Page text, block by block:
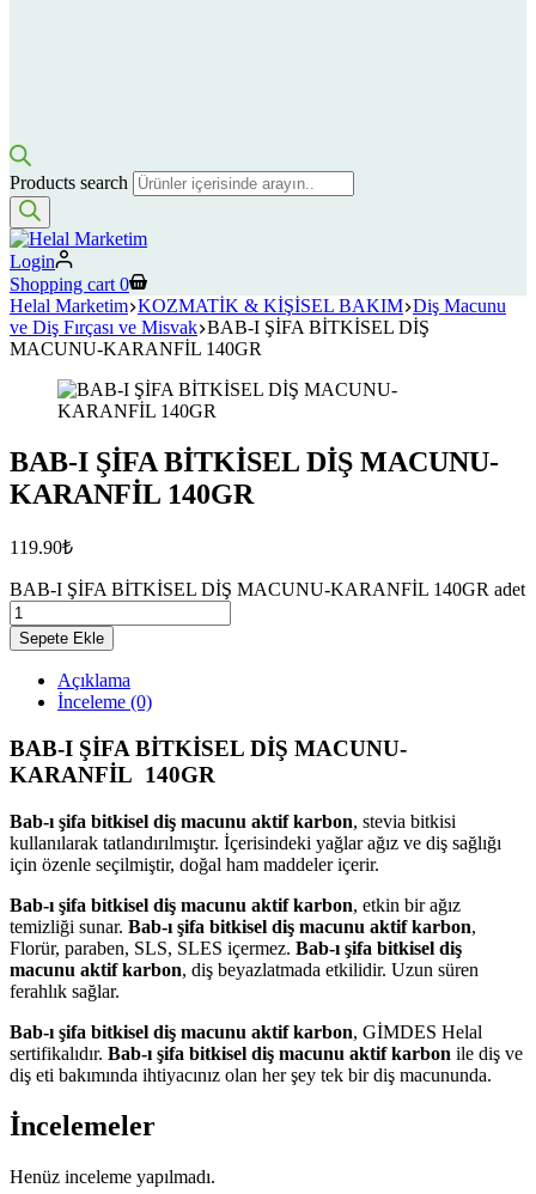
Products search
Login
Shopping cart 0
Helal Marketim KOZMATİK & KİŞİSEL BAKIM Diş Macunu
ve Diş Fırçası ve Misvak BAB-I ŞİFA BİTKİSEL DİŞ
MACUNU-KARANFİL 140GR
BAB-I ŞİFA BİTKİSEL DİŞ MACUNU-
KARANFİL 140GR
119.90₺
BAB-I ŞİFA BİTKİSEL DİŞ MACUNU-KARANFİL 140GR adet
Sepete Ekle
Açıklama
İnceleme (0)
BAB-I ŞİFA BİTKİSEL DİŞ MACUNU-
KARANFİL 140GR
Bab-ı şifa bitkisel diş macunu aktif karbon, stevia bitkisi
kullanılarak tatlandırılmıştır. İçerisindeki yağlar ağız ve diş sağlığı
için özenle seçilmiştir, doğal ham maddeler içerir.
Bab-ı şifa bitkisel diş macunu aktif karbon, etkin bir ağız
temizliği sunar. Bab-ı şifa bitkisel diş macunu aktif karbon,
Florür, paraben, SLS, SLES içermez. Bab-ı şifa bitkisel diş
macunu aktif karbon, diş beyazlatmada etkilidir. Uzun süren
ferahlık sağlar.
Bab-ı şifa bitkisel diş macunu aktif karbon, GİMDES Helal
sertifikalıdır. Bab-ı şifa bitkisel diş macunu aktif karbon ile diş ve
diş eti bakımında ihtiyacınız olan her şey tek bir diş macununda.
İncelemeler
Henüz inceleme yapılmadı.